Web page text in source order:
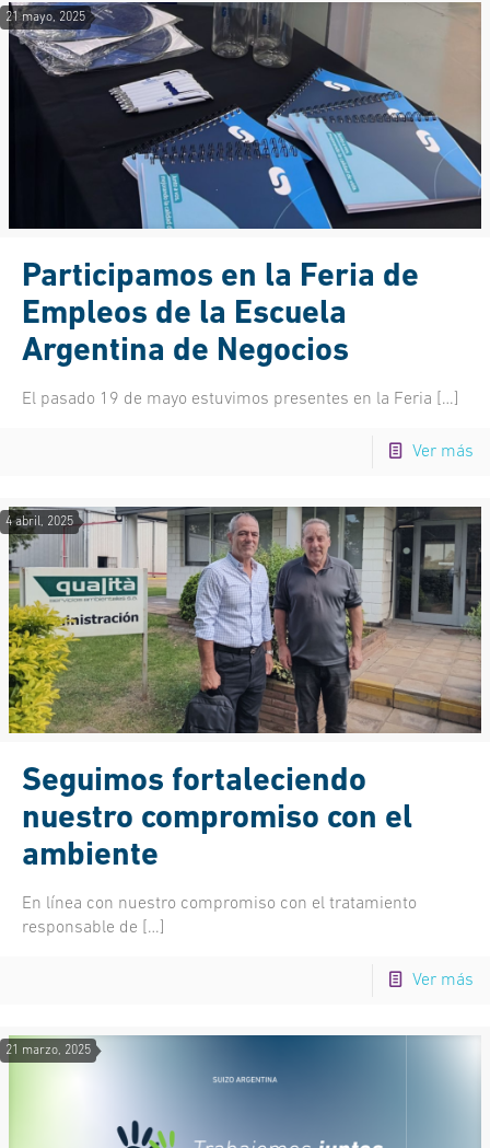
21 mayo, 2025
Participamos en la Feria de
Empleos de la Escuela
Argentina de Negocios
El pasado 19 de mayo estuvimos presentes en la Feria […]
Ver más
4 abril, 2025
Seguimos fortaleciendo
nuestro compromiso con el
ambiente
En línea con nuestro compromiso con el tratamiento
responsable de […]
Ver más
21 marzo, 2025